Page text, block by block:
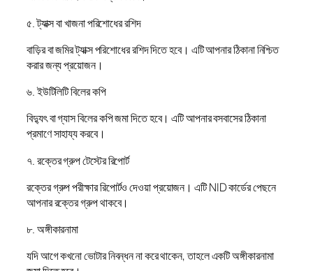
৫. ট্যাক্স বা খাজনা পরিশোধের রশিদ
বাড়ির বা জমির ট্যাক্স পরিশোধের রশিদ দিতে হবে। এটি আপনার ঠিকানা নিশ্চিত
করার জন্য প্রয়োজন।
৬. ইউটিলিটি বিলের কপি
বিদ্যুৎ বা গ্যাস বিলের কপি জমা দিতে হবে। এটি আপনার বসবাসের ঠিকানা
প্রমাণে সাহায্য করবে।
৭. রক্তের গ্রুপ টেস্টের রিপোর্ট
রক্তের গ্রুপ পরীক্ষার রিপোর্টও দেওয়া প্রয়োজন। এটি NID কার্ডের পেছনে
আপনার রক্তের গ্রুপ থাকবে।
৮. অঙ্গীকারনামা
যদি আগে কখনো ভোটার নিবন্ধন না করে থাকেন, তাহলে একটি অঙ্গীকারনামা